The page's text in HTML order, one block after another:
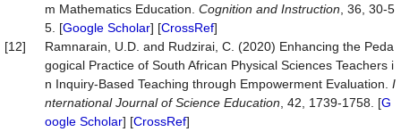
m Mathematics Education. Cognition and Instruction , 36, 30-5
5. [Google Scholar] [CrossRef]
[12]
Ramnarain, U.D. and Rudzirai, C. (2020) Enhancing the Peda
gogical Practice of South African Physical Sciences Teachers i
n Inquiry-Based Teaching through Empowerment Evaluation. I
nternational Journal of Science Education , 42, 1739-1758. [G
oogle Scholar] [CrossRef]